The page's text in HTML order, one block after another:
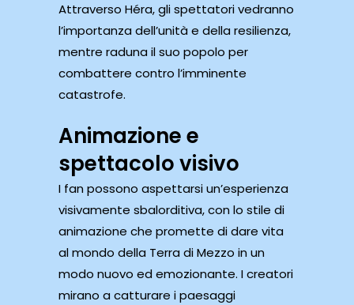
Attraverso Héra, gli spettatori vedranno
l’importanza dell’unità e della resilienza,
mentre raduna il suo popolo per
combattere contro l’imminente
catastrofe.
Animazione e
spettacolo visivo
I fan possono aspettarsi un’esperienza
visivamente sbalorditiva, con lo stile di
animazione che promette di dare vita
al mondo della Terra di Mezzo in un
modo nuovo ed emozionante. I creatori
mirano a catturare i paesaggi